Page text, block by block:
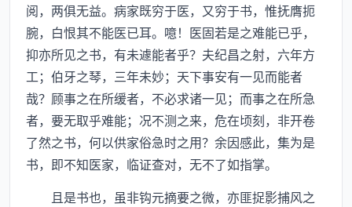
阅，两俱无益。病家既穷于医，又穷于书，惟抚膺扼
腕，白恨其不能医已耳。噫！医固若是之难能已乎，
抑亦所见之书，有未遽能者乎？夫纪昌之射，六年方
工；伯牙之琴，三年未妙；天下事安有一见而能者
哉？顾事之在所缓者，不必求诸一见；而事之在所急
者，要无取乎难能；况不测之来，危在顷刻，非开卷
了然之书，何以供家俗急时之用？余因感此，集为是
书，即不知医家，临证查对，无不了如指掌。
且是书也，虽非钩元摘要之微，亦匪捉影捕风之